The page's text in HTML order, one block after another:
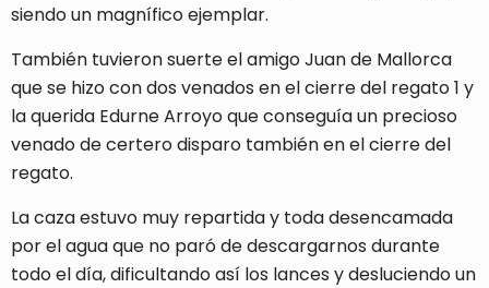
siendo un magnífico ejemplar.
También tuvieron suerte el amigo Juan de Mallorca
que se hizo con dos venados en el cierre del regato 1 y
la querida Edurne Arroyo que conseguía un precioso
venado de certero disparo también en el cierre del
regato.
La caza estuvo muy repartida y toda desencamada
por el agua que no paró de descargarnos durante
todo el día, dificultando así los lances y desluciendo un